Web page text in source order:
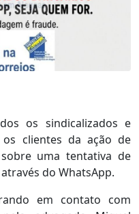
os sindicalizados e
os clientes da ação de
uma tentativa de
do WhatsApp.
em contato com